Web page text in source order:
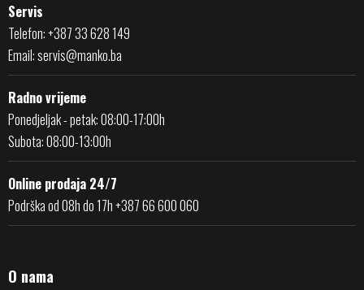
Servis
Telefon: +387 33 628 149
Email:servis@manko.ba
Radno vrijeme
Ponedjeljak - petak: 08:00-17:00h
Subota: 08:00-13:00h
Online prodaja 24/7
Podrška od 08h do 17h +387 66 600 060
O nama